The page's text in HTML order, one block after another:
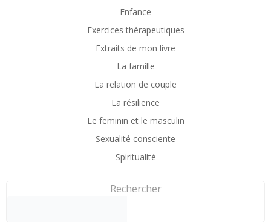
Enfance
Exercices thérapeutiques
Extraits de mon livre
La famille
La relation de couple
La résilience
Le feminin et le masculin
Sexualité consciente
Spiritualité
Rechercher